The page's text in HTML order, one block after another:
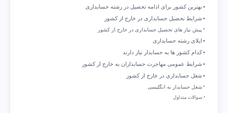
بهترین کشور برای ادامه تحصیل در رشته حسابداری
شرایط تحصیل حسابداری در خارج از کشور
پیش نیاز های تحصیل حسابداری در خارج از کشور
اپلای رشته حسابداری
کدام کشور ها به حسابدار نیاز دارند
شرایط عمومی مهاجرت حسابداران به خارج از کشور
شغل حسابداری در خارج از کشور
شغل حسابدار به انگلیسی
سوالات متداول